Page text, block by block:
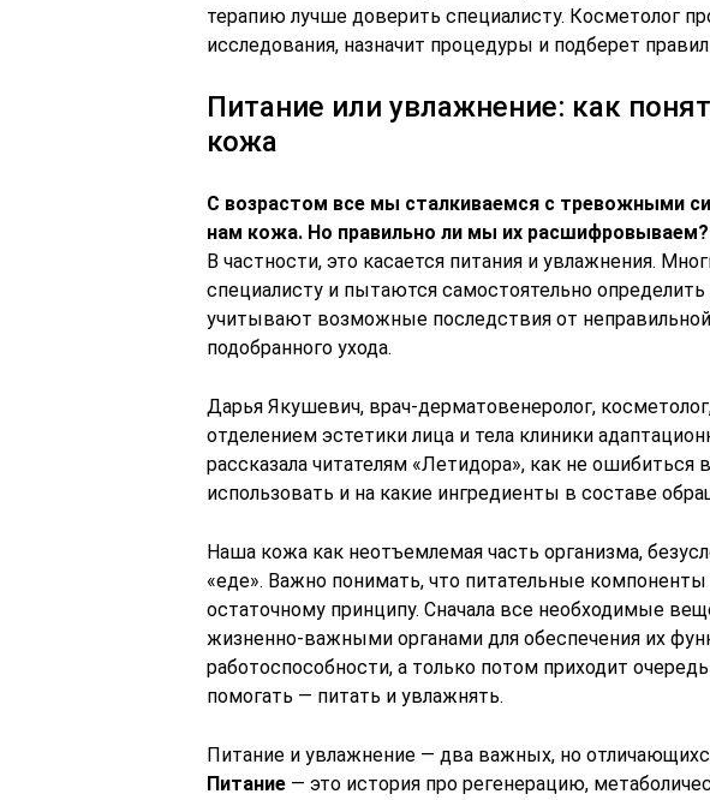
терапию лучше доверить специалисту. Косметолог
исследования, назначит процедуры и подберет
Питание или увлажнение: как
кожа
С возрастом все мы сталкиваемся с тревожными
нам кожа. Но правильно ли мы их расшифровываем?
В частности, это касается питания и увлажнения.
специалисту и пытаются самостоятельно
учитывают возможные последствия от
подобранного ухода.
Дарья Якушевич, врач-дерматовенеролог,
отделением эстетики лица и тела клиники
рассказала читателям «Летидора», как не ошибиться
использовать и на какие ингредиенты в составе
Наша кожа как неотъемлемая часть организма,
«еде». Важно понимать, что питательные
остаточному принципу. Сначала все необходимые
жизненно-важными органами для обеспечения их
работоспособности, а только потом приходит
помогать — питать и увлажнять.
Питание и увлажнение — два важных, но
Питание — это история про регенерацию,